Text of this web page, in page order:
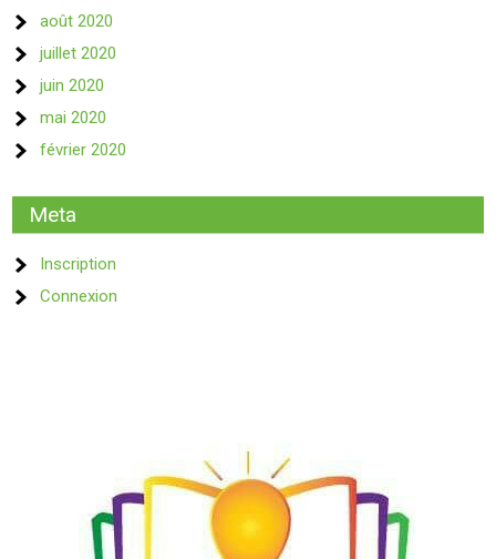
août 2020
juillet 2020
juin 2020
mai 2020
février 2020
Meta
Inscription
Connexion